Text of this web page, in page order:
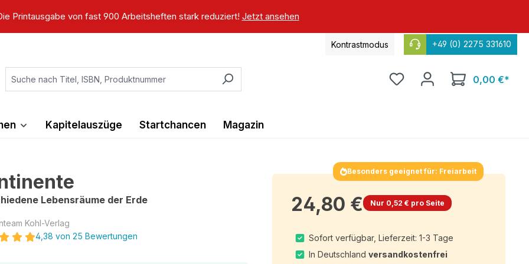
Printausgabe von fast 900 Arbeitsheften stark reduziert! Jetzt ansehen
Kontrastmodus +49 (0) 2275 331610
0,00 €*
Kapitelauszüge Startchancen Magazin
Lebensräume der Erde
Kohl-Verlag
4,38 von 25 Bewertungen
Besonders geeignet für: Freiarbeit
24,80 € Nur 0,52 € pro Seite
Sofort verfügbar, Lieferzeit: 1-3 Tage
In Deutschland versandkostenfrei